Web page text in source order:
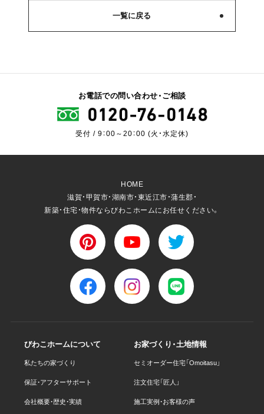
一覧に戻る
お電話での問い合わせ・ご相談
受付 / 9：00～20：00 (火・水定休)
HOME
滋賀・甲賀市・湖南市・東近江市・蒲生郡・
新築・住宅・物件ならびわこホームにお任せください。
びわこホームについて
私たちの家づくり
保証・アフターサポート
会社概要・歴史・実績
お家づくり・土地情報
セミオーダー住宅「Omoitasu」
注文住宅「匠人」
施工実例・お客様の声